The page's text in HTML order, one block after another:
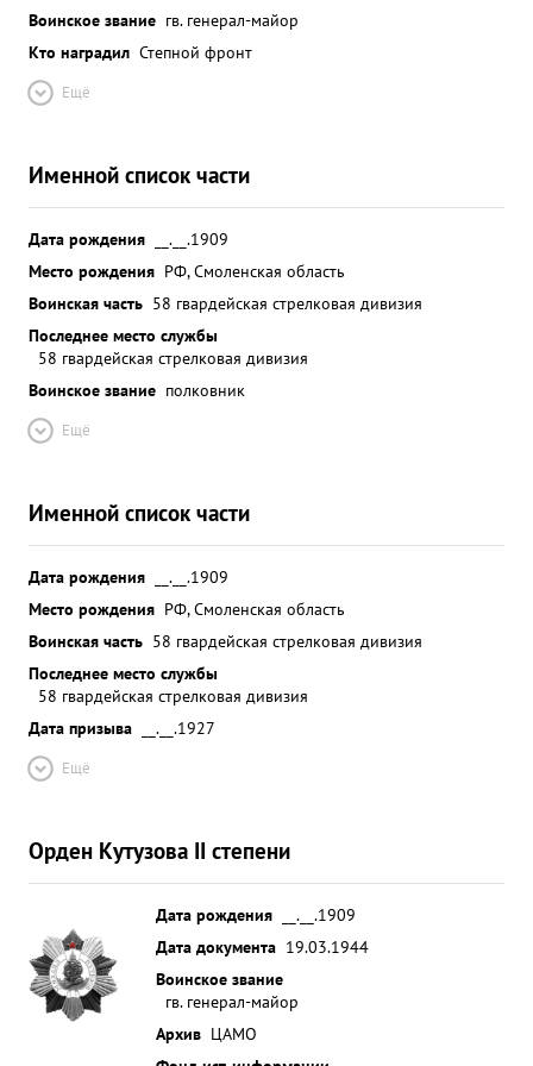
Воинское звание гв. генерал-майор
Кто наградил Степной фронт
Ещё
Именной список части
Дата рождения
__.__.1909
Место рождения РФ, Смоленская область
Воинская часть 58 гвардейская стрелковая дивизия
Последнее место службы
58 гвардейская стрелковая дивизия
Воинское звание полковник
Ещё
Именной список части
Дата рождения
__.__.1909
Место рождения РФ, Смоленская область
Воинская часть 58 гвардейская стрелковая дивизия
Последнее место службы
58 гвардейская стрелковая дивизия
Дата призыва
__.__.1927
Ещё
Орден Кутузова II степени
Дата рождения
__.__.1909
Дата документа 19.03.1944
Воинское звание
гв. генерал-майор
Архив ЦАМО